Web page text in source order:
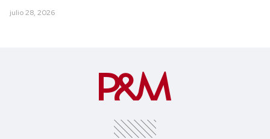
julio 28, 2026